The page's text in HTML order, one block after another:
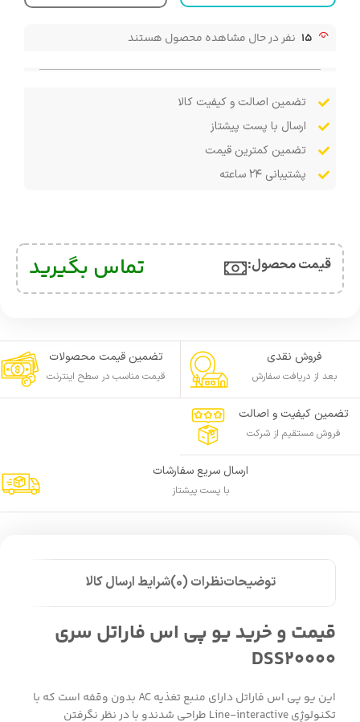
15 نفر در حال مشاهده محصول هستند
تضمین اصالت و کیفیت کالا
ارسال با پست پیشتاز
تضمین کمترین قیمت
پشتیبانی ۲۴ ساعته
قیمت محصول:​ تماس بگیرید
فروش نقدی
بعد از دریافت سفارش
تضمین قیمت محصولات
قیمت مناسب در سطح اینترنت
تضمین کیفیت و اصالت
فروش مستقیم از شرکت
ارسال سریع سفارشات
با پست پیشتاز
توضیحاتنظرات (0) شرایط ارسال کالا
قیمت و خرید یو پی اس فاراتل سری
DSS20000
این یو پی اس فاراتل دارای منبع تغذیه AC بدون وقفه است که با
تکنولوژِی Line-interactive طراحی شدندو با در نظر نگرفتن